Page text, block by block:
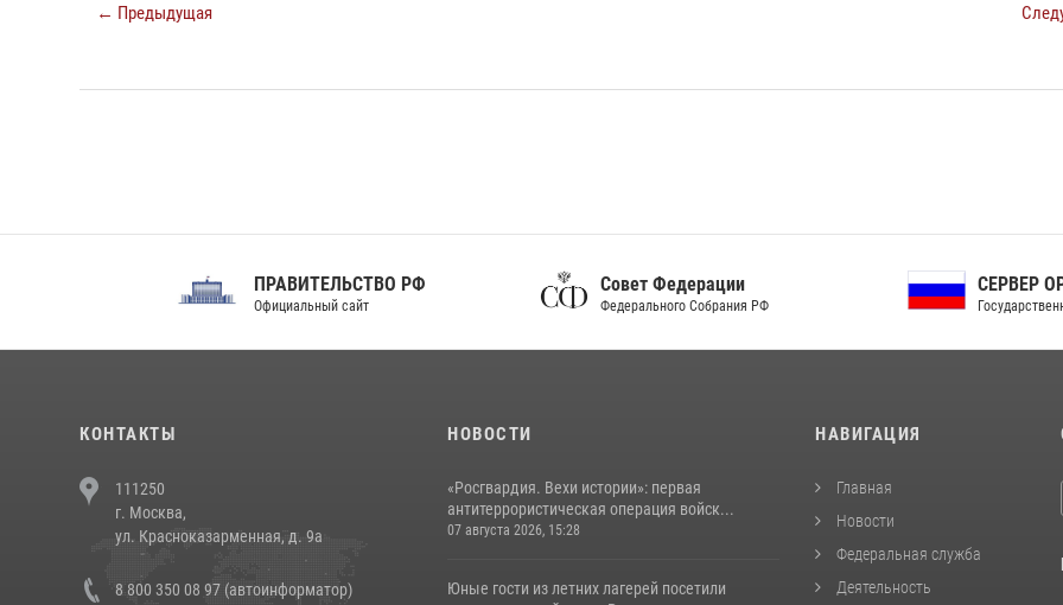
← Предыдущая
ПРАВИТЕЛЬСТВО РФ
Официальный сайт
Совет Федерации
Федерального Собрания РФ
СЕРВЕР ОРГАНОВ
Государственной власти РФ
КОНТАКТЫ
111250
г. Москва,
ул. Красноказарменная, д. 9а
8 800 350 08 97 (автоинформатор)
НОВОСТИ
«Росгвардия. Вехи истории»: первая
антитеррористическая операция войск...
07 августа 2026, 15:28
Юные гости из летних лагерей посетили
НАВИГАЦИЯ
Главная
Новости
Федеральная служба
Деятельность